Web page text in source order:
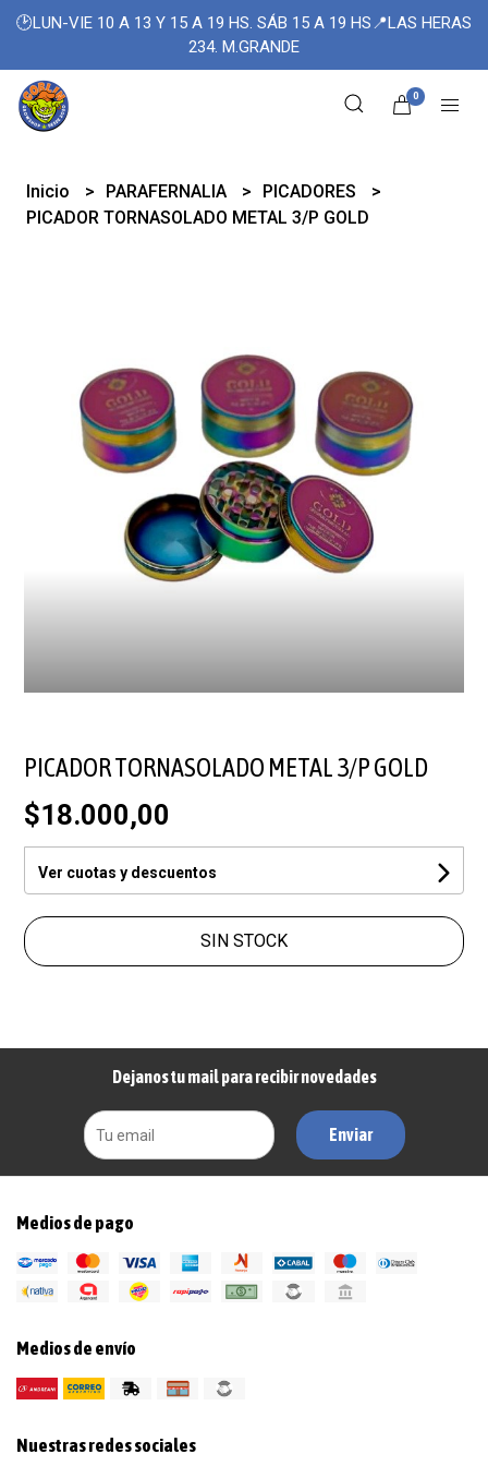
🕑LUN-VIE 10 A 13 Y 15 A 19 HS. SÁB 15 A 19 HS📍LAS HERAS
234. M.GRANDE
0
Inicio PARAFERNALIA
PICADORES
PICADOR TORNASOLADO METAL 3/P GOLD
PICADOR TORNASOLADO METAL 3/P GOLD
$18.000,00
Ver cuotas y descuentos
SIN STOCK
Dejanos tu mail para recibir novedades
Enviar
Medios de pago
Medios de envío
Nuestras redes sociales